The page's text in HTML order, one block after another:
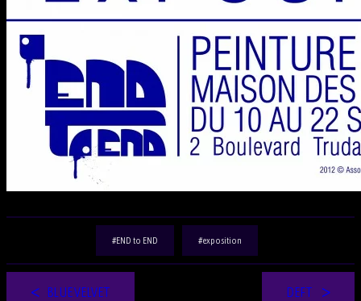
END to END exposition
BLUE VELVET DEFT